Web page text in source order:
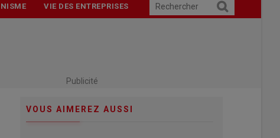
VIE DES ENTREPRISES
Publicité
VOUS AIMEREZ AUSSI